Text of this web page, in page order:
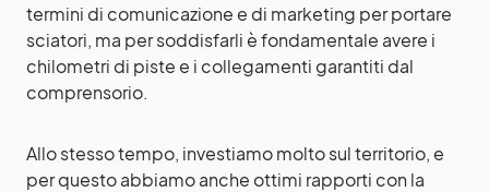
termini di comunicazione e di marketing per portare
sciatori, ma per soddisfarli è fondamentale avere i
chilometri di piste e i collegamenti garantiti dal
comprensorio.
Allo stesso tempo, investiamo molto sul territorio, e
per questo abbiamo anche ottimi rapporti con la